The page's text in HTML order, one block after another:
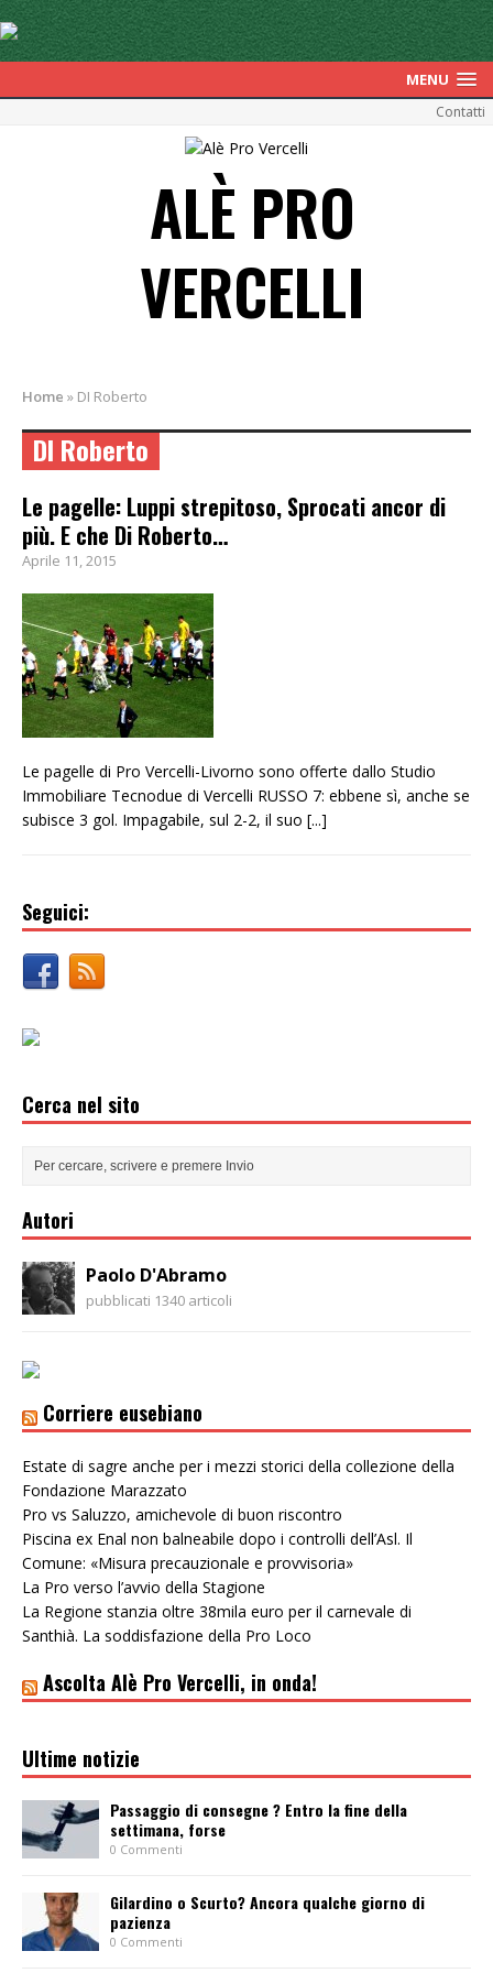
MENU
Contatti
ALÈ PRO
VERCELLI
Home » DI Roberto
DI Roberto
Le pagelle: Luppi strepitoso, Sprocati ancor di
più. E che Di Roberto…
Aprile 11, 2015
Le pagelle di Pro Vercelli-Livorno sono offerte dallo Studio
Immobiliare Tecnodue di Vercelli RUSSO 7: ebbene sì, anche se
subisce 3 gol. Impagabile, sul 2-2, il suo [...]
Seguici:
Cerca nel sito
Autori
Paolo D'Abramo
pubblicati 1340 articoli
Corriere eusebiano
Estate di sagre anche per i mezzi storici della collezione della
Fondazione Marazzato
Pro vs Saluzzo, amichevole di buon riscontro
Piscina ex Enal non balneabile dopo i controlli dell’Asl. Il
Comune: «Misura precauzionale e provvisoria»
La Pro verso l’avvio della Stagione
La Regione stanzia oltre 38mila euro per il carnevale di
Santhià. La soddisfazione della Pro Loco
Ascolta Alè Pro Vercelli, in onda!
Ultime notizie
Passaggio di consegne ? Entro la fine della
settimana, forse
0 Commenti
Gilardino o Scurto? Ancora qualche giorno di
pazienza
0 Commenti